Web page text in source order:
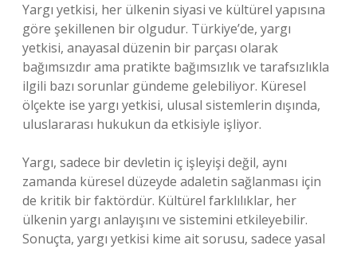
Yargı yetkisi, her ülkenin siyasi ve kültürel yapısına
göre şekillenen bir olgudur. Türkiye’de, yargı
yetkisi, anayasal düzenin bir parçası olarak
bağımsızdır ama pratikte bağımsızlık ve tarafsızlıkla
ilgili bazı sorunlar gündeme gelebiliyor. Küresel
ölçekte ise yargı yetkisi, ulusal sistemlerin dışında,
uluslararası hukukun da etkisiyle işliyor.
Yargı, sadece bir devletin iç işleyişi değil, aynı
zamanda küresel düzeyde adaletin sağlanması için
de kritik bir faktördür. Kültürel farklılıklar, her
ülkenin yargı anlayışını ve sistemini etkileyebilir.
Sonuçta, yargı yetkisi kime ait sorusu, sadece yasal